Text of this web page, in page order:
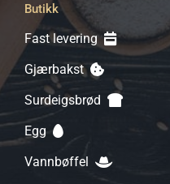
Butikk
Fast levering
Gjærbakst
Surdeigsbrød
Egg
Vannbøffel